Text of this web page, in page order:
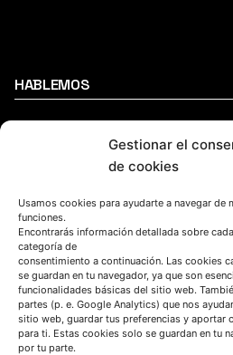
Gestionar el
de cookies
Usamos cookies para ayudarte a navegar de
funciones.
Encontrarás información detallada sobre
categoría de
consentimiento a continuación. Las cookies
se guardan en tu navegador, ya que son
funcionalidades básicas del sitio web.
partes (p. e. Google Analytics) que nos
sitio web, guardar tus preferencias y aportar
para ti. Estas cookies solo se guardan en tu
por tu parte.
HABLEMOS
SÍGUENOS